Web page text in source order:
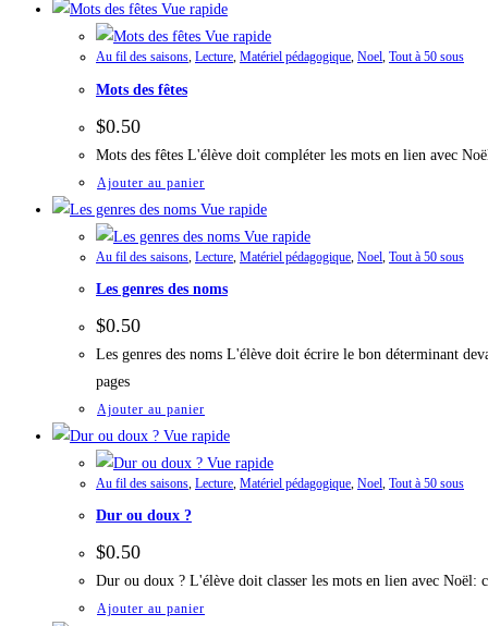
Vue rapide
Vue rapide
Au fil des saisons, Lecture, Matériel pédagogique, Noel, Tout à 50 sous
Mots des fêtes
$0.50
Mots des fêtes L'élève doit compléter les mots en lien avec
Ajouter au panier
Vue rapide
Vue rapide
Au fil des saisons Lecture Matériel pédagogique Noel Tout à 50 sous
Les genres des noms
$0.50
Les genres des noms L'élève doit écrire le bon déterminant
pages
Ajouter au panier
Vue rapide
Vue rapide
Au fil des saisons, Lecture, Matériel pédagogique, Noel, Tout à 50 sous
Dur ou doux ?
$0.50
Dur ou doux ? L'élève doit classer les mots en lien avec
Ajouter au panier